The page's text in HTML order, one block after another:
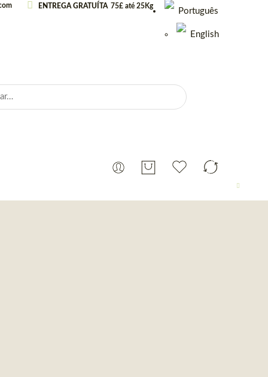
ENTREGA GRATUÍTA 75£ até 25Kg
Português
English